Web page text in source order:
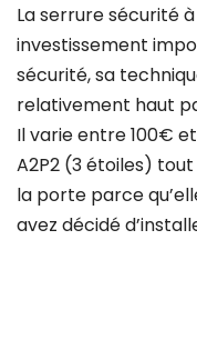
La serrure sécurité
investissement
sécurité, sa
relativement haut
Il varie entre 100€
A2P2 (3 étoiles)
la porte parce
avez décidé